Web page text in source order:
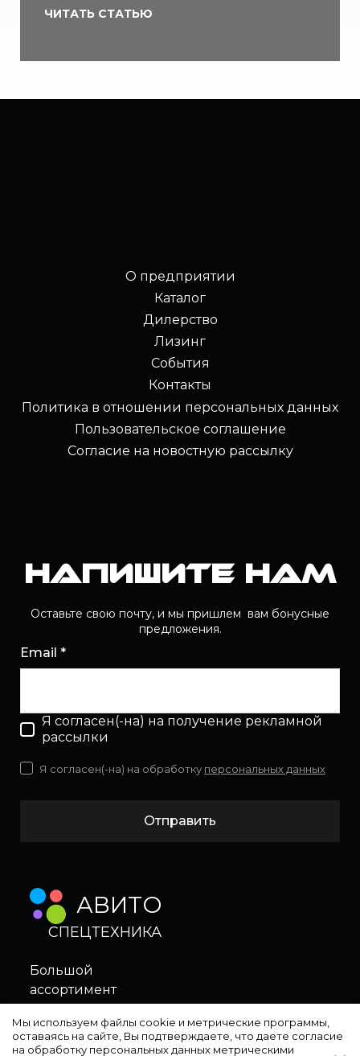
ЧИТАТЬ СТАТЬЮ
О предприятии
Каталог
Дилерство
Лизинг
События
Контакты
Политика в отношении персональных данных
Пользовательское соглашение
Согласие на новостную рассылку
Напишите нам
Оставьте свою почту, и мы пришлем вам бонусные
предложения.
Email *
Я согласен(-на) на получение рекламной
рассылки
Отправить
Я согласен(-на) на обработку персональных данных
АВИТО
Большой
ассортимент
в нашем магазине
СПЕЦТЕХНИКА
Мы используем файлы cookie и метрические программы,
оставаясь на сайте, Вы подтверждаете, что даете согласие
на обработку персональных данных метрическими